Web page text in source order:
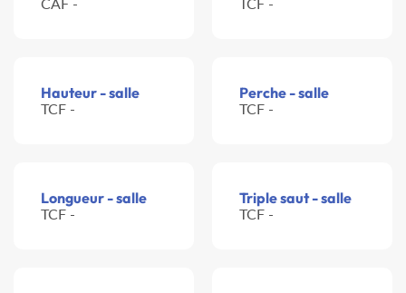
Hauteur - salle
TCF -
Perche - salle
TCF -
Longueur - salle
TCF -
Triple saut - salle
TCF -